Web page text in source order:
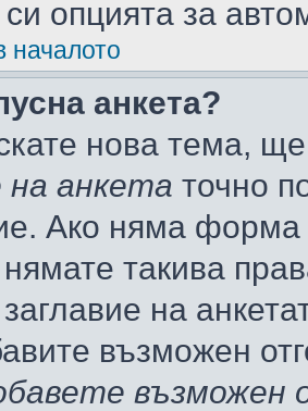
опцията за
началото
анкета?
нова тема,
на анкета точно
Ако няма форма
такива
на
възможен
възможен